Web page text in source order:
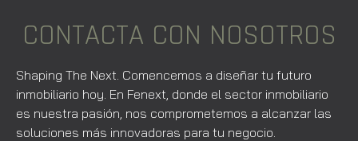
CONTACTA CON NOSOTROS
Shaping The Next. Comencemos a diseñar tu futuro
inmobiliario hoy. En Fenext, donde el sector inmobiliario
es nuestra pasión, nos comprometemos a alcanzar las
soluciones más innovadoras para tu negocio.